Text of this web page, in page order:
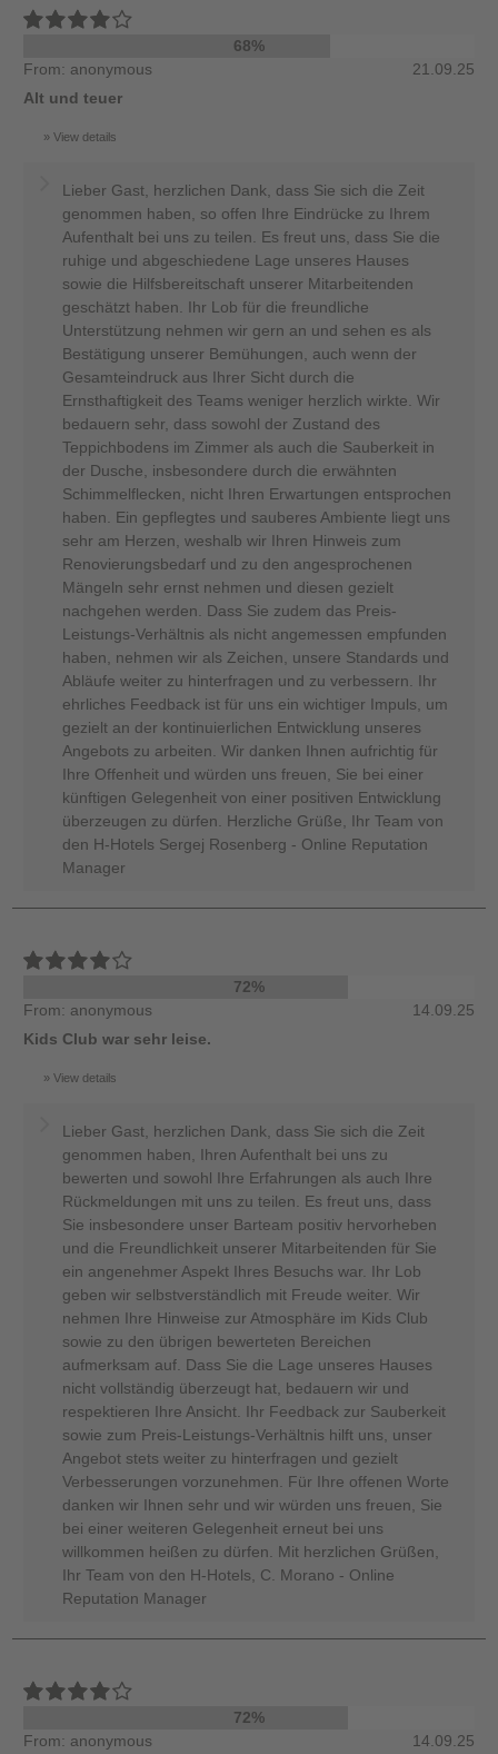
68%
From: anonymous
21.09.25
Alt und teuer
View details
Lieber Gast, herzlichen Dank, dass Sie sich die Zeit
genommen haben, so offen Ihre Eindrücke zu Ihrem
Aufenthalt bei uns zu teilen. Es freut uns, dass Sie die
ruhige und abgeschiedene Lage unseres Hauses
sowie die Hilfsbereitschaft unserer Mitarbeitenden
geschätzt haben. Ihr Lob für die freundliche
Unterstützung nehmen wir gern an und sehen es als
Bestätigung unserer Bemühungen, auch wenn der
Gesamteindruck aus Ihrer Sicht durch die
Ernsthaftigkeit des Teams weniger herzlich wirkte. Wir
bedauern sehr, dass sowohl der Zustand des
Teppichbodens im Zimmer als auch die Sauberkeit in
der Dusche, insbesondere durch die erwähnten
Schimmelflecken, nicht Ihren Erwartungen entsprochen
haben. Ein gepflegtes und sauberes Ambiente liegt uns
sehr am Herzen, weshalb wir Ihren Hinweis zum
Renovierungsbedarf und zu den angesprochenen
Mängeln sehr ernst nehmen und diesen gezielt
nachgehen werden. Dass Sie zudem das Preis-
Leistungs-Verhältnis als nicht angemessen empfunden
haben, nehmen wir als Zeichen, unsere Standards und
Abläufe weiter zu hinterfragen und zu verbessern. Ihr
ehrliches Feedback ist für uns ein wichtiger Impuls, um
gezielt an der kontinuierlichen Entwicklung unseres
Angebots zu arbeiten. Wir danken Ihnen aufrichtig für
Ihre Offenheit und würden uns freuen, Sie bei einer
künftigen Gelegenheit von einer positiven Entwicklung
überzeugen zu dürfen. Herzliche Grüße, Ihr Team von
den H-Hotels Sergej Rosenberg - Online Reputation
Manager
72%
From: anonymous
14.09.25
Kids Club war sehr leise.
View details
Lieber Gast, herzlichen Dank, dass Sie sich die Zeit
genommen haben, Ihren Aufenthalt bei uns zu
bewerten und sowohl Ihre Erfahrungen als auch Ihre
Rückmeldungen mit uns zu teilen. Es freut uns, dass
Sie insbesondere unser Barteam positiv hervorheben
und die Freundlichkeit unserer Mitarbeitenden für Sie
ein angenehmer Aspekt Ihres Besuchs war. Ihr Lob
geben wir selbstverständlich mit Freude weiter. Wir
nehmen Ihre Hinweise zur Atmosphäre im Kids Club
sowie zu den übrigen bewerteten Bereichen
aufmerksam auf. Dass Sie die Lage unseres Hauses
nicht vollständig überzeugt hat, bedauern wir und
respektieren Ihre Ansicht. Ihr Feedback zur Sauberkeit
sowie zum Preis-Leistungs-Verhältnis hilft uns, unser
Angebot stets weiter zu hinterfragen und gezielt
Verbesserungen vorzunehmen. Für Ihre offenen Worte
danken wir Ihnen sehr und wir würden uns freuen, Sie
bei einer weiteren Gelegenheit erneut bei uns
willkommen heißen zu dürfen. Mit herzlichen Grüßen,
Ihr Team von den H-Hotels, C. Morano - Online
Reputation Manager
72%
From: anonymous
14.09.25